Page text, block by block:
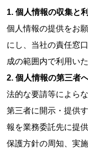
1. 個人情報の収集と
個人情報の提供をお
にし、当社の責任窓
成の範囲内で利用いた
2. 個人情報の第三者
法的な要請等によら
第三者に開示・提供
報を業務委託先に提
保護方針の周知、実